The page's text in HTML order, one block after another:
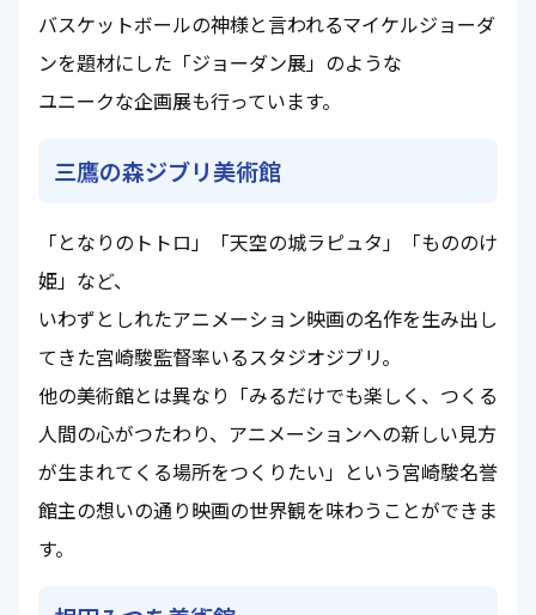
バスケットボールの神様と言われるマイケルジョーダ
ンを題材にした「ジョーダン展」のような
ユニークな企画展も行っています。
三鷹の森ジブリ美術館
「となりのトトロ」「天空の城ラピュタ」「もののけ
姫」など、
いわずとしれたアニメーション映画の名作を生み出し
てきた宮崎駿監督率いるスタジオジブリ。
他の美術館とは異なり「みるだけでも楽しく、つくる
人間の心がつたわり、アニメーションへの新しい見方
が生まれてくる場所をつくりたい」という宮崎駿名誉
館主の想いの通り映画の世界観を味わうことができま
す。